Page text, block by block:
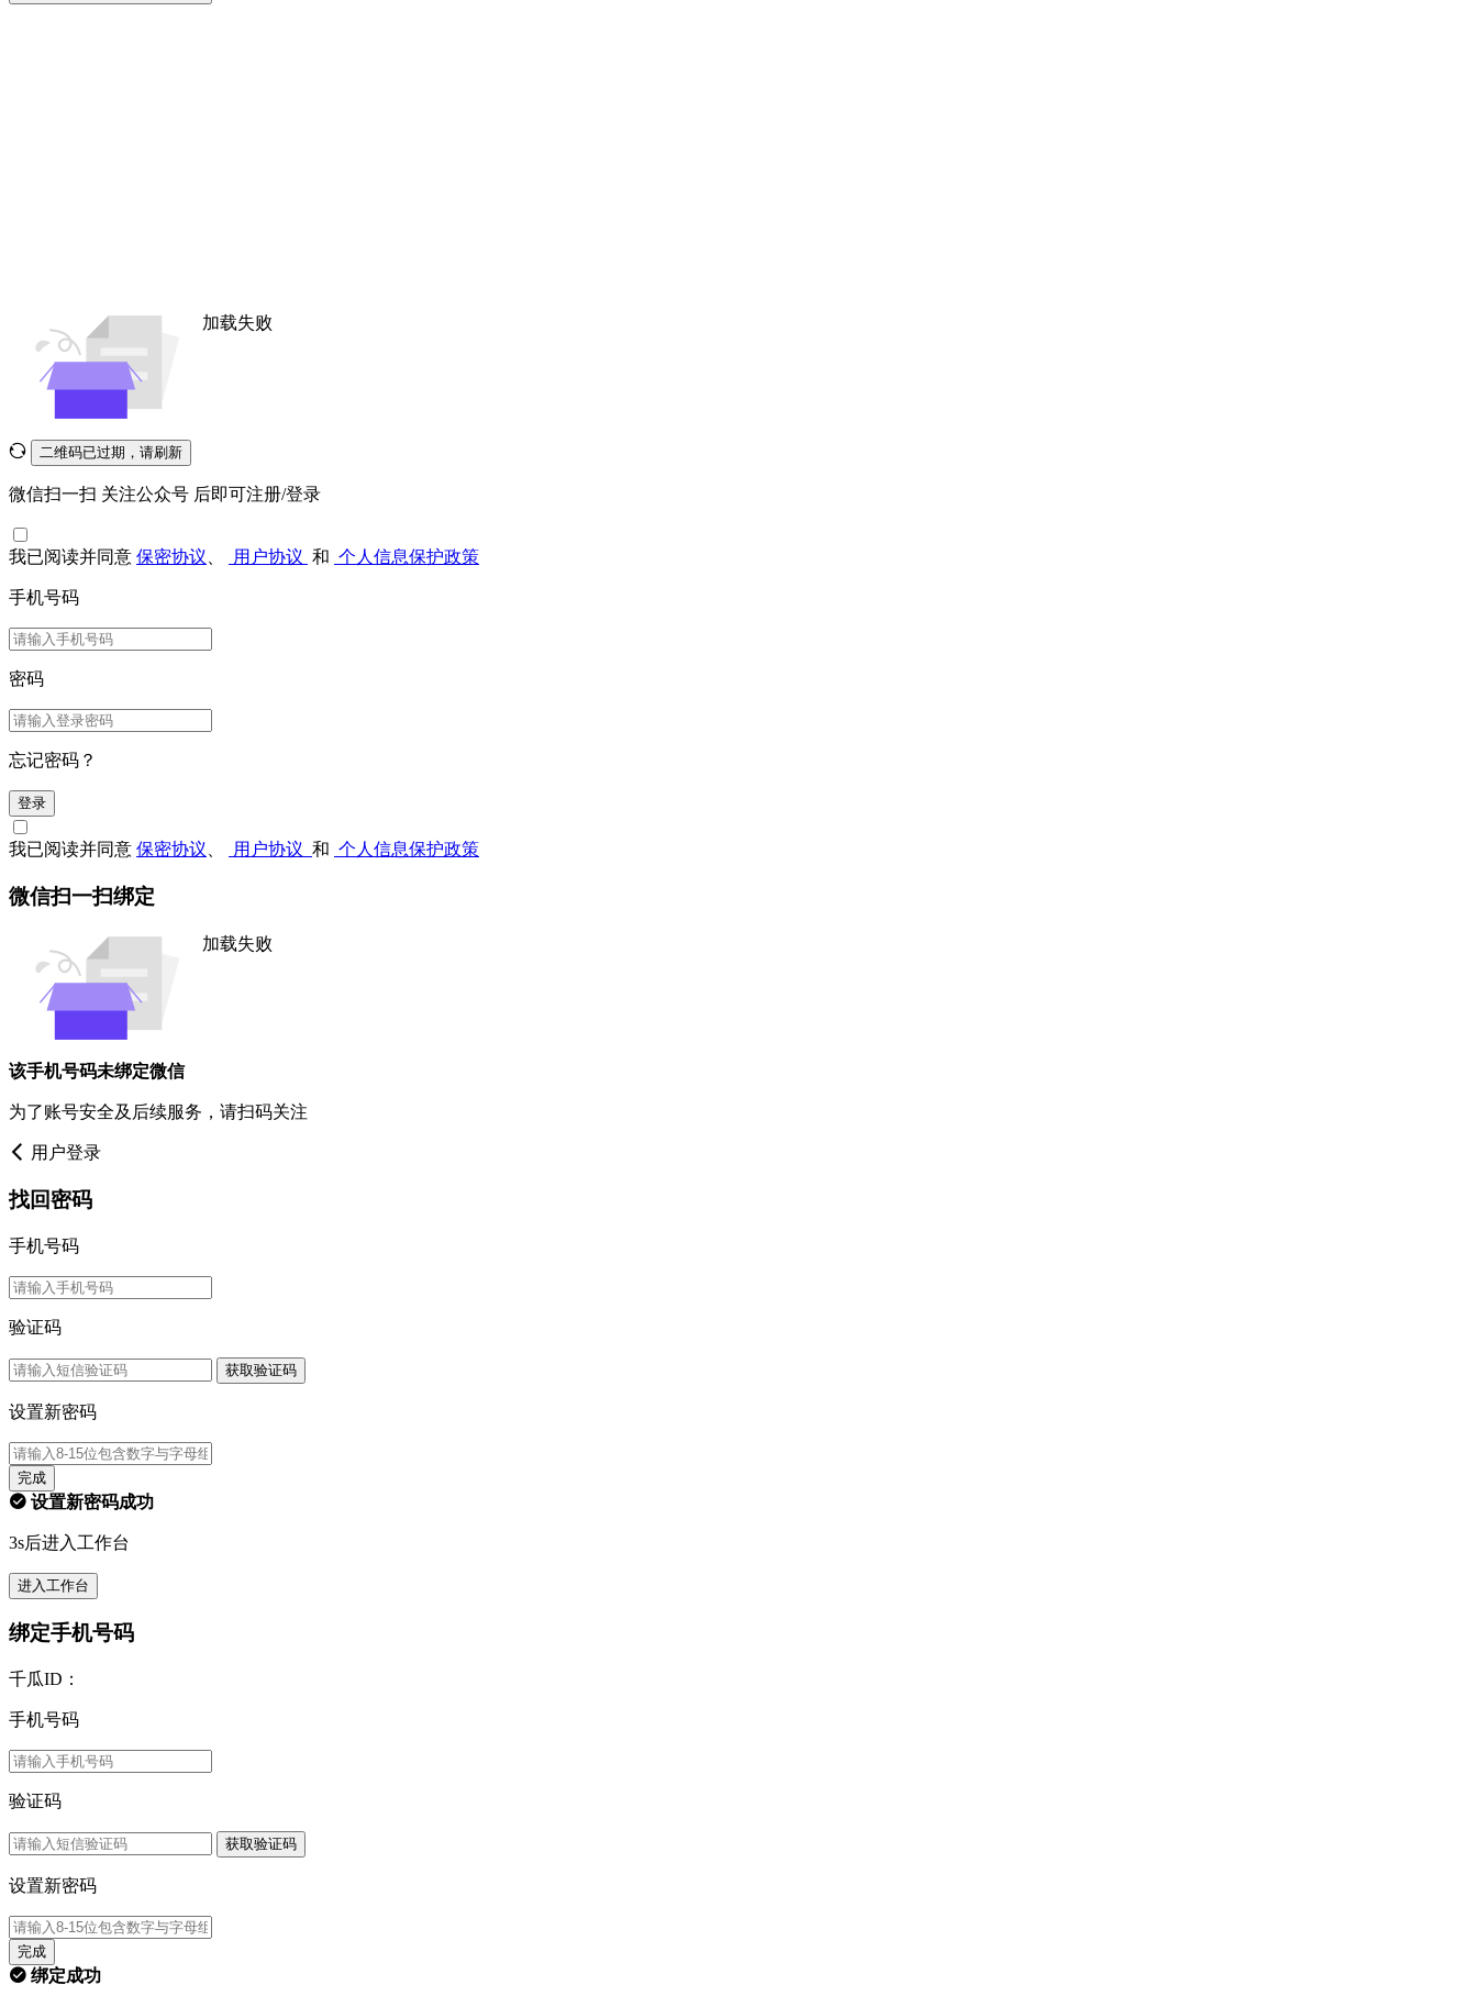
加载失败
二维码已过期，请刷新
微信扫一扫 关注公众号 后即可注册/登录
我已阅读并同意 保密协议 用户协议 和 个人信息保护政策
手机号码
密码
忘记密码？
登录
我已阅读并同意 保密协议 用户协议 和 个人信息保护政策
微信扫一扫绑定
加载失败
该手机号码未绑定微信
为了账号安全及后续服务，请扫码关注
用户登录
找回密码
手机号码
验证码
获取验证码
设置新密码
完成
设置新密码成功
3s后进入工作台
进入工作台
绑定手机号码
千瓜ID：
手机号码
验证码
获取验证码
设置新密码
完成
绑定成功